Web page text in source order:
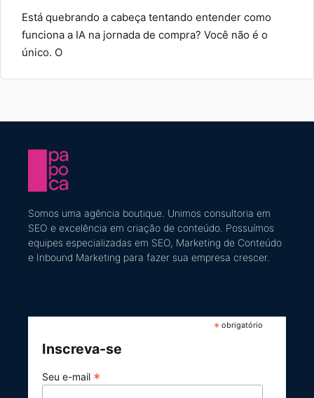
Está quebrando a cabeça tentando entender como
funciona a IA na jornada de compra? Você não é o
único. O
Somos uma agência boutique. Unimos consultoria em
SEO e excelência em criação de conteúdo ​. Possuímos
equipes especializadas em SEO, Marketing de Conteúdo
e Inbound Marketing para fazer sua empresa crescer.
* obrigatório
Inscreva-se
Seu e-mail *